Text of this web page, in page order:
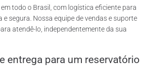
todo o Brasil, com logística eficiente para
segura. Nossa equipe de vendas e suporte
atendê-lo, independentemente da sua
entrega para um reservatório